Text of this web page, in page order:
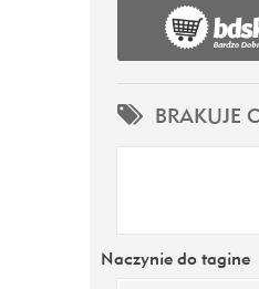
BRAKUJE
Naczynie do tagine